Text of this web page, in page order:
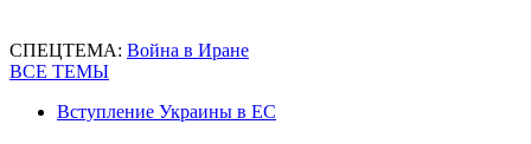
СПЕЦТЕМА: Война в Иране
ВСЕ ТЕМЫ
Вступление Украины в ЕС